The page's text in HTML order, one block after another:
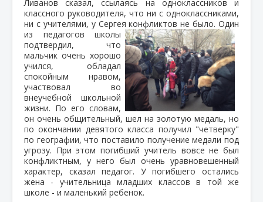
Ливанов сказал, ссылаясь на одноклассников и
классного руководителя, что ни с одноклассниками,
ни с учителями, у Сергея конфликтов не было. Один
из педагогов школы
подтвердил, что
мальчик очень хорошо
учился, обладал
спокойным нравом,
участвовал во
внеучебной школьной
жизни. По его словам,
он очень общительный, шел на золотую медаль, но
по окончании девятого класса получил "четверку"
по географии, что поставило получение медали под
угрозу. При этом погибший учитель вовсе не был
конфликтным, у него был очень уравновешенный
характер, сказал педагог. У погибшего остались
жена - учительница младших классов в той же
школе - и маленький ребенок.